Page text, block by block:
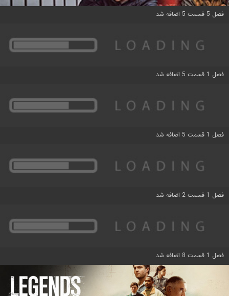
فصل 5 قسمت 5 اضافه شد
فصل 1 قسمت 5 اضافه شد
فصل 1 قسمت 5 اضافه شد
فصل 1 قسمت 2 اضافه شد
فصل 1 قسمت 8 اضافه شد